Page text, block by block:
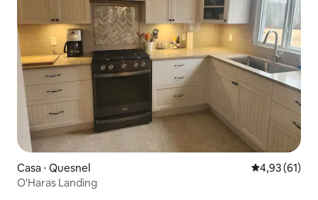
Casa ⋅ Quesnel 4,93 de uma
4,93 (61)
O'Haras Landing